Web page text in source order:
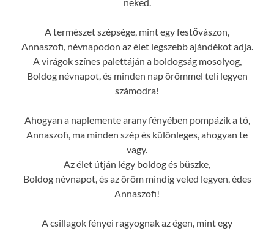
A természet szépsége, mint egy festővászon,
Annaszofi, névnapodon az élet legszebb ajándékot adja.
A virágok színes palettáján a boldogság mosolyog,
Boldog névnapot, és minden nap örömmel teli legyen
számodra!
Ahogyan a naplemente arany fényében pompázik a tó,
Annaszofi, ma minden szép és különleges, ahogyan te
vagy.
Az élet útján légy boldog és büszke,
Boldog névnapot, és az öröm mindig veled legyen, édes
Annaszofi!
A csillagok fényei ragyognak az égen, mint egy